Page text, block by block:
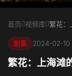
首页 视频库 繁花：
剧集 2024-02-10
繁花：上海滩